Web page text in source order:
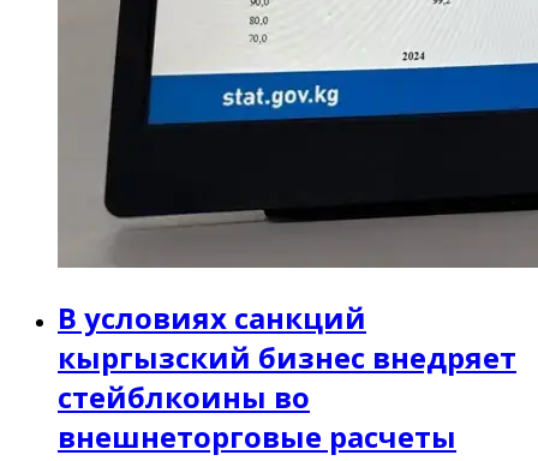
В условиях санкций
кыргызский бизнес внедряет
стейблкоины во
внешнеторговые расчеты